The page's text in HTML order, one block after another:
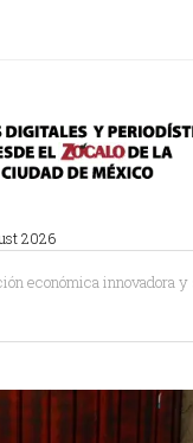
2026
económica innovadora